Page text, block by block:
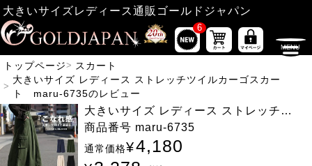
大きいサイズレディース通販ゴールドジャパン
6
トップページ
スカート
大きいサイズ レディース ストレッチツイルカーゴスカー
ト maru-6735のレビュー
大きいサイズ レディース ストレッチツ
イルカーゴスカート maru-6735
商品番号 maru-6735
通常価格¥4,180